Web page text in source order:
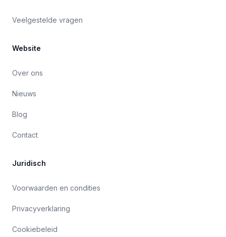
Veelgestelde vragen
Website
Over ons
Nieuws
Blog
Contact
Juridisch
Voorwaarden en condities
Privacyverklaring
Cookiebeleid